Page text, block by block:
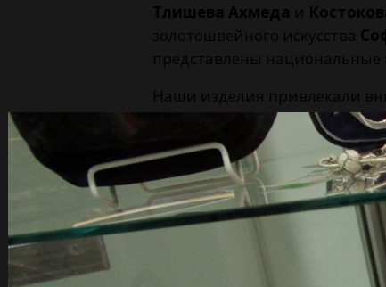
Тлишева Ахмеда и
золотошвейного искусства
представлены
Наши изделия привлекали
пустыми руками. На
джегу с танцами и
Мастера Ассоциации